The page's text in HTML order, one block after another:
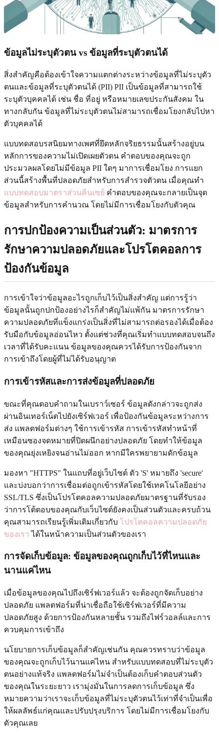
ข้อมูลไม่ระบุตัวตน vs ข้อมูลที่ระบุตัวตนได้
สิ่งสำคัญคือต้องเข้าใจความแตกต่างระหว่างข้อมูลที่ไม่ระบุตัว
ตนและข้อมูลที่ระบุตัวตนได้ (PII) PII เป็นข้อมูลที่สามารถใช้
ระบุตัวบุคคลได้ เช่น ชื่อ ที่อยู่ หรือหมายเลขประกันสังคม ใน
ทางกลับกัน ข้อมูลที่ไม่ระบุตัวตนไม่สามารถเชื่อมโยงกลับไปหา
ตัวบุคคลได้
แบบทดสอบรสนิยมทางเพศที่ยึดหลักจริยธรรมนั้นสร้างอยู่บน
หลักการของความไม่เปิดเผยตัวตน คำตอบของคุณจะถูก
ประมวลผลโดยไม่มีข้อมูล PII ใดๆ มาการเชื่อมโยง การแยก
ส่วนนี้สร้างพื้นที่ปลอดภัยสำหรับการสำรวจตัวตน เมื่อคุณทำ
แบบทดสอบมาตราส่วนคินเซย์ คำตอบของคุณจะกลายเป็นจุด
ข้อมูลสำหรับการคำนวณ โดยไม่มีการเชื่อมโยงกับตัวคุณ
การปกป้องความเป็นส่วนตัว: มาตรการ
รักษาความปลอดภัยและโปรโตคอลการ
ป้องกันข้อมูล
การเข้าใจว่าข้อมูลอะไรถูกเก็บไว้เป็นสิ่งสำคัญ แต่การรู้ว่า
ข้อมูลนั้นถูกปกป้องอย่างไรก็สำคัญไม่แพ้กัน มาตรการรักษา
ความปลอดภัยที่แข็งแกร่งเป็นสิ่งที่ไม่สามารถต่อรองได้เมื่อต้อง
รับมือกับข้อมูลอ่อนไหว ตั้งแต่ช่วงที่คุณเริ่มทำแบบทดสอบจนถึง
เวลาที่ได้รับคะแนน ข้อมูลของคุณควรได้รับการป้องกันจาก
การเข้าถึงโดยผู้ที่ไม่ได้รับอนุญาต
การเข้ารหัสและการส่งข้อมูลที่ปลอดภัย
ขณะที่คุณตอบคำถามในเบราว์เซอร์ ข้อมูลดังกล่าวจะถูกส่ง
ผ่านอินเทอร์เน็ตไปยังเซิร์ฟเวอร์ เพื่อป้องกันข้อมูลระหว่างการ
ส่ง แพลตฟอร์มต่างๆ ใช้การเข้ารหัส การเข้ารหัสทำหน้าที่
เหมือนซองจดหมายที่ปิดผนึกอย่างปลอดภัย โดยทำให้ข้อมูล
ของคุณยุ่งเหยิงจนอ่านไม่ออก หากมีใครพยายามดักข้อมูล
มองหา "HTTPS" ในแถบที่อยู่เว็บไซต์ ตัว 'S' หมายถึง 'secure'
และบ่งบอกว่าการเชื่อมต่อถูกเข้ารหัสโดยใช้เทคโนโลยีอย่าง
SSL/TLS ซึ่งเป็นโปรโตคอลความปลอดภัยมาตรฐานที่รับรอง
ว่าการโต้ตอบของคุณกับเว็บไซต์ยังคงเป็นส่วนตัวและครบถ้วน
คุณสามารถเรียนรู้เพิ่มเติมเกี่ยวกับ โปรโตคอลความปลอดภัย
ของเรา ได้ในหน้าความเป็นส่วนตัวของเรา
การจัดเก็บข้อมูล: ข้อมูลของคุณถูกเก็บไว้ที่ไหนและ
นานแค่ไหน
เมื่อข้อมูลของคุณไปถึงเซิร์ฟเวอร์แล้ว จะต้องถูกจัดเก็บอย่าง
ปลอดภัย แพลตฟอร์มที่น่าเชื่อถือใช้เซิร์ฟเวอร์ที่มีความ
ปลอดภัยสูง ด้วยการป้องกันหลายชั้น รวมถึงไฟร์วอลล์และการ
ควบคุมการเข้าถึง
นโยบายการเก็บข้อมูลก็สำคัญเช่นกัน คุณควรทราบว่าข้อมูล
ของคุณจะถูกเก็บไว้นานแค่ไหน สำหรับแบบทดสอบที่ไม่ระบุตัว
ตนอย่างแท้จริง แพลตฟอร์มไม่จำเป็นต้องเก็บคำตอบส่วนตัว
ของคุณในระยะยาว เรามุ่งมั่นในการลดการเก็บข้อมูล ซึ่ง
หมายความว่าเราจะเก็บข้อมูลที่ไม่ระบุตัวตนไว้เท่าที่จำเป็นเพื่อ
ให้ผลลัพธ์แก่คุณและปรับปรุงบริการ โดยไม่มีการเชื่อมโยงกับ
ตัวคุณเลย